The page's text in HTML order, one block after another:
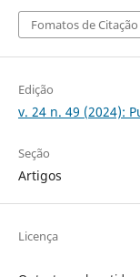
Fomatos de Citação
Edição
v. 24 n. 49 (2024):
Seção
Artigos
Licença